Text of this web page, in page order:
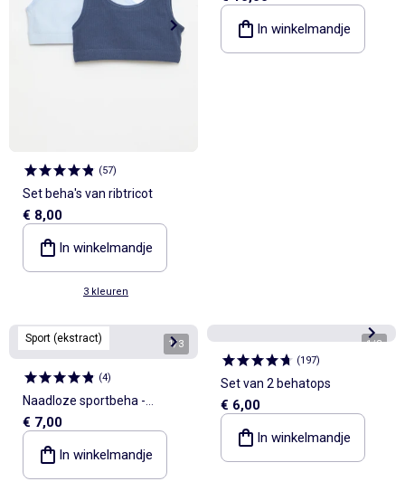
(57)
Set beha's van ribtricot
€ 8,00
In winkelmandje
3 kleuren
In winkelmandje
Sport (ekstract) 1/3
(4)
Naadloze sportbeha -
(ekstract)
€ 7,00
In winkelmandje
1/3
(197)
Set van 2 behatops
€ 6,00
In winkelmandje